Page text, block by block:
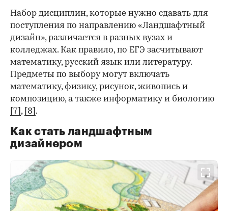
Набор дисциплин, которые нужно сдавать для
поступления по направлению «Ландшафтный
дизайн», различается в разных вузах и
колледжах. Как правило, по ЕГЭ засчитывают
математику, русский язык или литературу.
Предметы по выбору могут включать
математику, физику, рисунок, живопись и
композицию, а также информатику и биологию
[7] , [8] .
Как стать ландшафтным
дизайнером